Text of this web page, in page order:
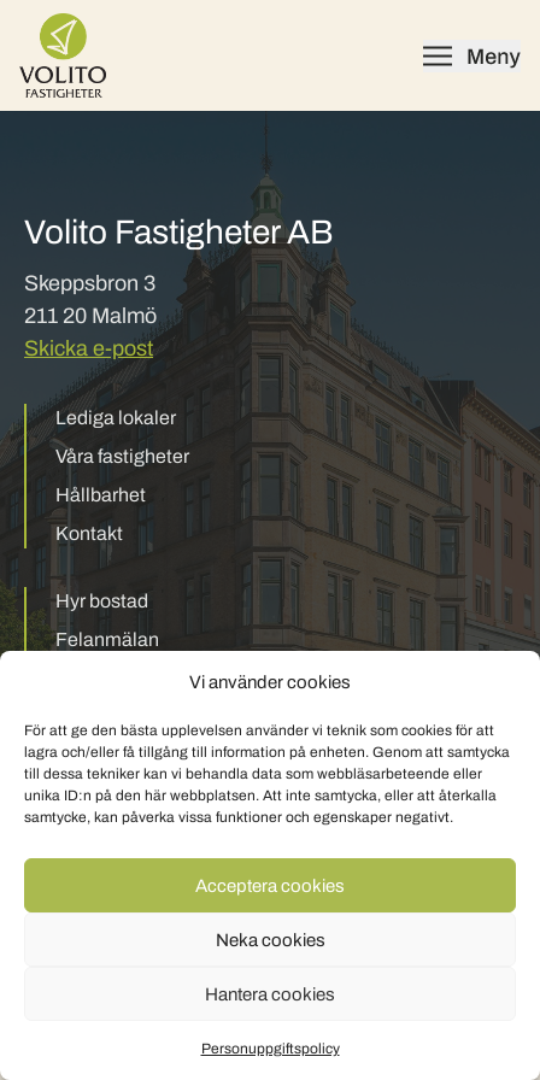
Vi använder cookies
För att ge den bästa upplevelsen använder vi teknik som cookies för att
lagra och/eller få tillgång till information på enheten. Genom att samtycka
till dessa tekniker kan vi behandla data som webbläsarbeteende eller
unika ID:n på den här webbplatsen. Att inte samtycka, eller att återkalla
samtycke, kan påverka vissa funktioner och egenskaper negativt.
Acceptera cookies
Neka cookies
Hantera cookies
Personuppgiftspolicy
Skip to content
Volito Fastigheter AB
Skeppsbron 3
211 20 Malmö
Skicka e-post
Lediga lokaler
Våra fastigheter
Hållbarhet
Kontakt
Hyr bostad
Felanmälan
Personuppgiftspolicy Om cookies